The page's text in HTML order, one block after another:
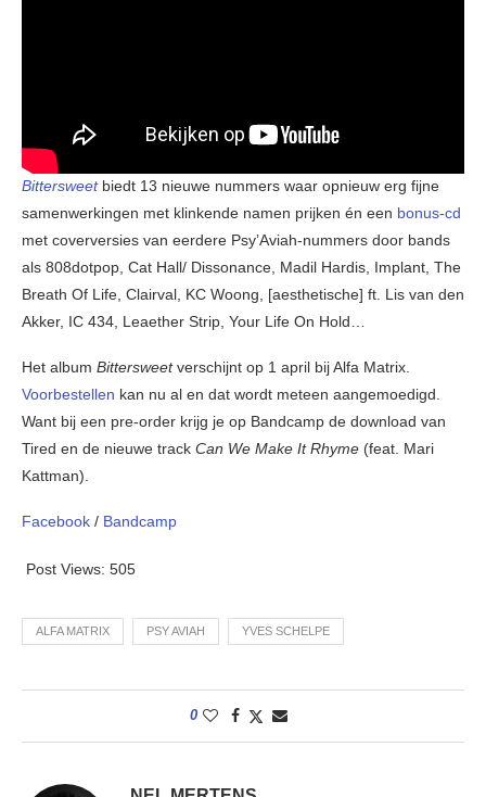
Bittersweet biedt 13 nieuwe nummers waar opnieuw erg fijne
samenwerkingen met klinkende namen prijken én een bonus-cd
met coverversies van eerdere Psy’Aviah-nummers door bands
als 808dotpop, Cat Hall/ Dissonance, Madil Hardis, Implant, The
Breath Of Life, Clairval, KC Woong, [aesthetische] ft. Lis van den
Akker, IC 434, Leaether Strip, Your Life On Hold…
Het album Bittersweetverschijnt op 1 april bij Alfa Matrix.
Voorbestellen kan nu al en dat wordt meteen aangemoedigd.
Want bij een pre-order krijg je op Bandcamp de download van
Tired en de nieuwe track Can We Make It Rhyme (feat. Mari
Kattman).
Facebook / Bandcamp
Post Views: 505
ALFA MATRIX PSY AVIAH YVES SCHELPE
0